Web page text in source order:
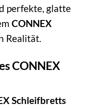
perfekte, glatte
CONNEX
Realität.
CONNEX
Schleifbretts